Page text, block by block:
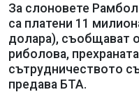
За слоновете
са платени 11
долара), съобщават
риболова,
сътрудничеството
предава БТА.